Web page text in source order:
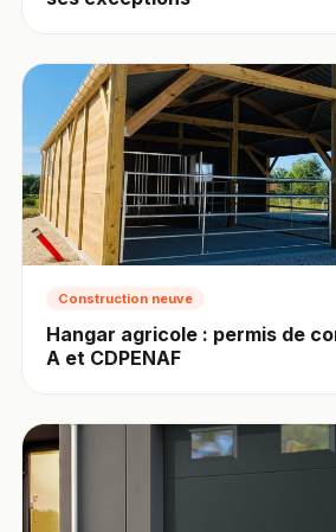
Construction neuve
Hangar agricole : permis de
A et CDPENAF